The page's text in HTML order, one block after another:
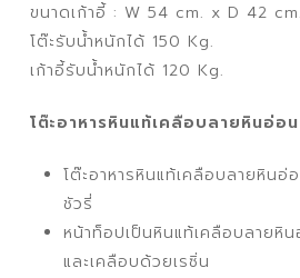
ขนาดเก้าอี้ : W 54 cm. x D 42
โต๊ะรับน้ำหนักได้ 150 Kg.
เก้าอี้รับน้ำหนักได้ 120 Kg.
โต๊ะอาหารหินแท้เคลือบลายหินอ่อ
โต๊ะอาหารหินแท้เคลือบลายหินอ่
ชัวรี่
หน้าท็อปเป็นหินแท้เคลือบลายหิ
และเคลือบด้วยเรซิ่น